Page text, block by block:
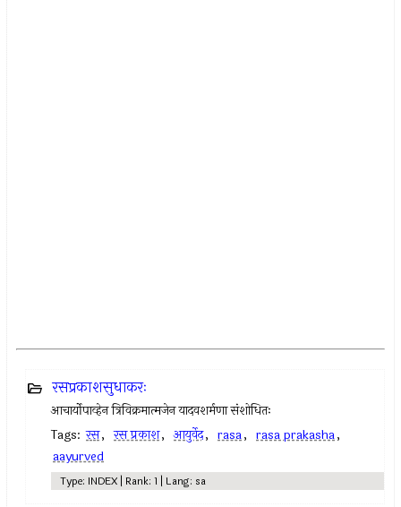
रसप्रकाशसुधाकरः
आचार्योपाव्हेन त्रिविक्रमात्मजेन यादवशर्मणा संशोधितः
Tags: रस, रस प्रकाश, आयुर्वेद, rasa, rasa prakasha,
aayurved
Type: INDEX | Rank: 1 | Lang: sa